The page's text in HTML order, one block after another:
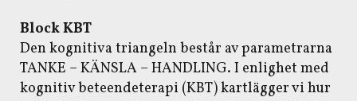
Block KBT
Den kognitiva triangeln består av parametrarna
TANKE – KÄNSLA – HANDLING. I enlighet med
kognitiv beteendeterapi (KBT) kartlägger vi hur